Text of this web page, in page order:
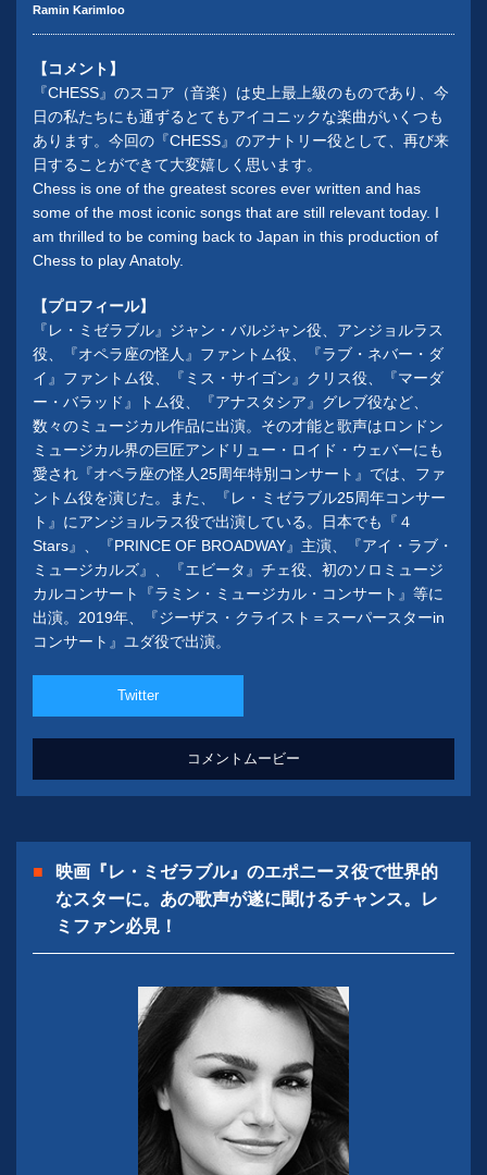
Ramin Karimloo
【コメント】
『CHESS』のスコア（音楽）は史上最上級のものであり、今
日の私たちにも通ずるとてもアイコニックな楽曲がいくつも
あります。今回の『CHESS』のアナトリー役として、再び来
日することができて大変嬉しく思います。
Chess is one of the greatest scores ever written and has
some of the most iconic songs that are still relevant today. I
am thrilled to be coming back to Japan in this production of
Chess to play Anatoly.
【プロフィール】
『レ・ミゼラブル』ジャン・バルジャン役、アンジョルラス
役、『オペラ座の怪人』ファントム役、『ラブ・ネバー・ダ
イ』ファントム役、『ミス・サイゴン』クリス役、『マーダ
ー・バラッド』トム役、『アナスタシア』グレブ役など、
数々のミュージカル作品に出演。その才能と歌声はロンドン
ミュージカル界の巨匠アンドリュー・ロイド・ウェバーにも
愛され『オペラ座の怪人25周年特別コンサート』では、ファ
ントム役を演じた。また、『レ・ミゼラブル25周年コンサー
ト』にアンジョルラス役で出演している。日本でも『４
Stars』、『PRINCE OF BROADWAY』主演、『アイ・ラブ・
ミュージカルズ』、『エビータ』チェ役、初のソロミュージ
カルコンサート『ラミン・ミュージカル・コンサート』等に
出演。2019年、『ジーザス・クライスト＝スーパースターin
コンサート』ユダ役で出演。
Twitter
コメントムービー
映画『レ・ミゼラブル』のエポニーヌ役で世界的
なスターに。 あの歌声が遂に聞けるチャンス。レ
ミファン必見！